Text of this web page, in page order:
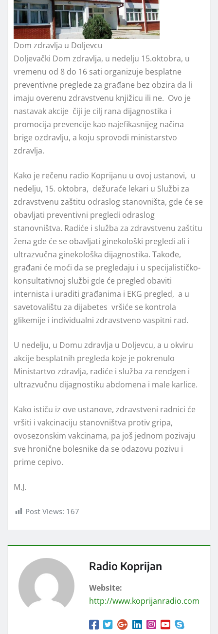
Dom zdravlja u Doljevcu
Doljevački Dom zdravlja, u nedelju 15.oktobra, u
vremenu od 8 do 16 sati organizuje besplatne
preventivne preglede za građane bez obzira da li
imaju overenu zdravstvenu knjižicu ili ne. Ovo je
nastavak akcije čiji je cilj rana dijagnostika i
promocija prevencije kao najefikasnijeg načina
brige ozdravlju, a koju sprovodi ministarstvo
zdravlja.
Kako je rečenu radio Koprijanu u ovoj ustanovi, u
nedelju, 15. oktobra, dežuraće lekari u Službi za
zdravstvenu zaštitu odraslog stanovništa, gde će se
obavljati preventivni pregledi odraslog
stanovništva. Radiće i služba za zdravstvenu zaštitu
žena gde će se obavljati ginekološki pregledi ali i
ultrazvučna ginekološka dijagnostika. Takođe,
građani će moći da se pregledaju i u specijalističko-
konsultativnoj službi gde će pregled obaviti
internista i uraditi građanima i EKG pregled, a u
savetovalištu za dijabetes vršiće se kontrola
glikemije i individualni zdravstveno vaspitni rad.
U nedelju, u Domu zdravlja u Doljevcu, a u okviru
akcije besplatnih pregleda koje je pokrenulo
Ministartvo zdravlja, radiće i služba za rendgen i
ultrazvučnu dijagnostiku abdomena i male karlice.
Kako ističu iz ove ustanove, zdravstveni radnici će
vršiti i vakcinaciju stanovništva protiv gripa,
ovosezonskim vakcinama, pa još jednom pozivaju
sve hronične bolesnike da se odazovu pozivu i
prime cepivo.
M.J.
Post Views: 167
Radio Koprijan
Website:
http://www.koprijanradio.com